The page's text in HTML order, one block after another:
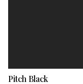
Pitch Black